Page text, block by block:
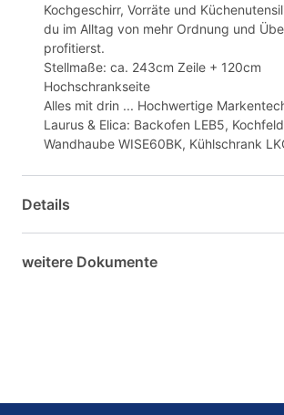
Kochgeschirr, Vorräte und
du im Alltag von mehr Ordnung und
profitierst.
Stellmaße: ca. 243cm Zeile + 120cm
Hochschrankseite
Alles mit drin ... Hochwertige
Laurus & Elica: Backofen LEB5,
Wandhaube WISE60BK, Kühlschrank
Details
weitere Dokumente